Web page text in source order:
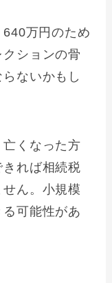
万円のため
ションの骨
ないかもし
くなった方
れば相続税
ん。小規模
可能性があ